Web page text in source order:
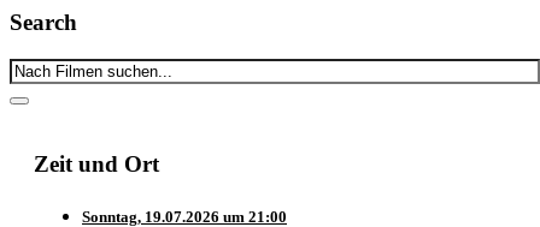
Search
Zeit und Ort
Sonntag, 19.07.2026 um 21:00